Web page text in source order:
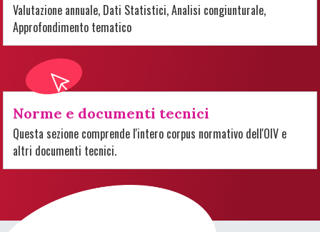
Valutazione annuale, Dati Statistici, Analisi congiunturale,
Approfondimento tematico
Norme e documenti tecnici
Questa sezione comprende l'intero corpus normativo dell'OIV e
altri documenti tecnici.